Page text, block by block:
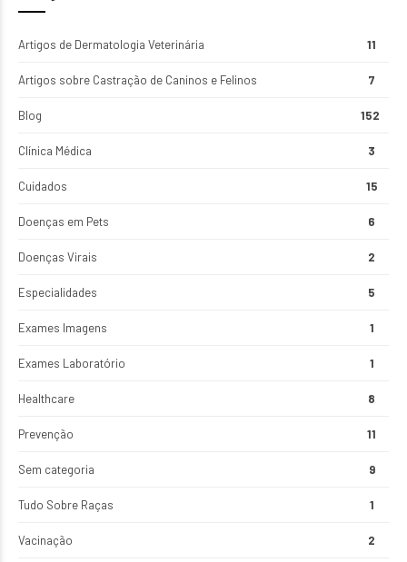
Artigos de Dermatologia Veterinária 11
Artigos sobre Castração de Caninos e Felinos 7
Blog 152
Clínica Médica 3
Cuidados 15
Doenças em Pets 6
Doenças Virais 2
Especialidades 5
Exames Imagens 1
Exames Laboratório 1
Healthcare 8
Prevenção 11
Sem categoria 9
Tudo Sobre Raças 1
Vacinação 2